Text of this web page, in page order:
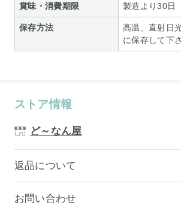
賞味・消費期限 製造より30日
保存方法
高温、直射日
に保存して下
ストア情報
ど～なん屋
返品について
お問い合わせ